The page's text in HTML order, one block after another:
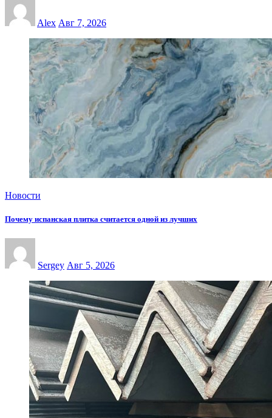
Alex Авг 7, 2026
Новости
Почему испанская плитка считается одной из лучших
Sergey Авг 5, 2026